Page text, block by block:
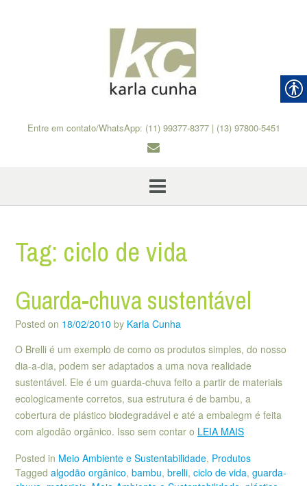
Entre em contato/WhatsApp: (11) 99377-8377 | (13) 97800-5451
Tag: ciclo de vida
Guarda-chuva sustentável
Posted on 18/02/2010 by Karla Cunha
O Brelli é um exemplo de como os produtos simples, do nosso
dia-a-dia, podem ser adaptados a uma nova realidade
sustentável. Ele é um guarda-chuva feito a partir de materiais
ecologicamente corretos, sua estrutura é de bambu, a
cobertura de plástico biodegradável e até a embalegm é feita
com algodão orgânico. Isso sem contar o LEIA MAIS
Posted in Meio Ambiente e Sustentabilidade, Produtos
Tagged algodão orgânico, bambu, brelli, ciclo de vida, guarda-